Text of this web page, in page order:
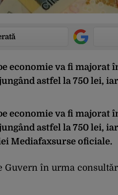
economie va fi majorat
astfel la 750 lei,
economie va fi majorat
astfel la 750 lei,
Mediafaxsurse oficiale.
Guvern în urma